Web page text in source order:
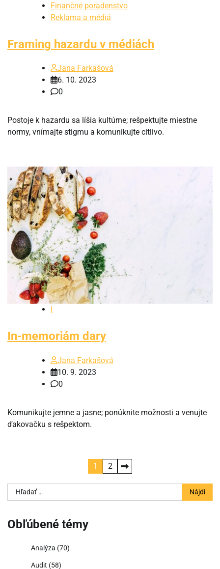
Finančné poradenstvo
Reklama a médiá
Framing hazardu v médiách
Jana Farkašová
6. 10. 2023
0
Postoje k hazardu sa líšia kultúrne; rešpektujte miestne
normy, vnímajte stigmu a komunikujte citlivo.
I
In-memoriám dary
Jana Farkašová
10. 9. 2023
0
Komunikujte jemne a jasne; ponúknite možnosti a venujte
ďakovačku s rešpektom.
príspevkov
1 2
Hľadať:
Obľúbené témy
Analýza (70)
Audit (58)